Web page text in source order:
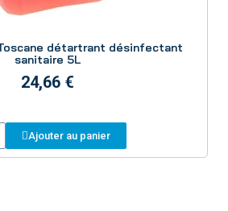
Toscane détartrant désinfectant
sanitaire 5L
24,66 €
Ajouter au panier